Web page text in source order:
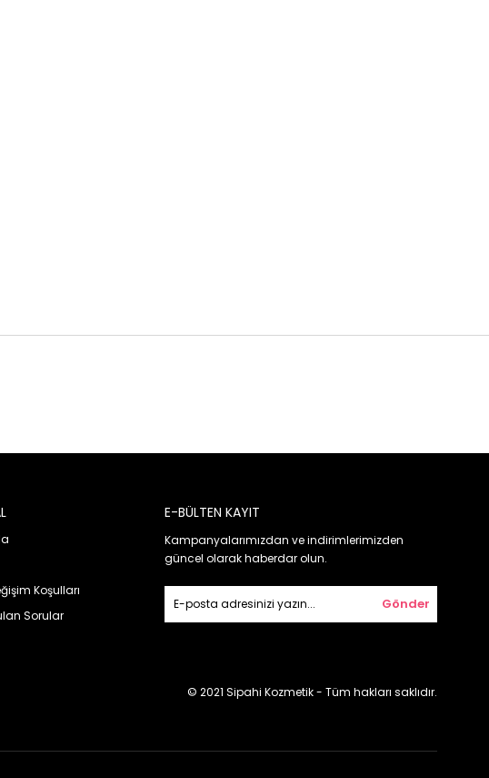
Koşulları
Sorular
E-BÜLTEN KAYIT
Kampanyalarımızdan ve indirimlerimizden
güncel olarak haberdar olun.
Gönder
© 2021 Sipahi Kozmetik - Tüm hakları saklıdır.